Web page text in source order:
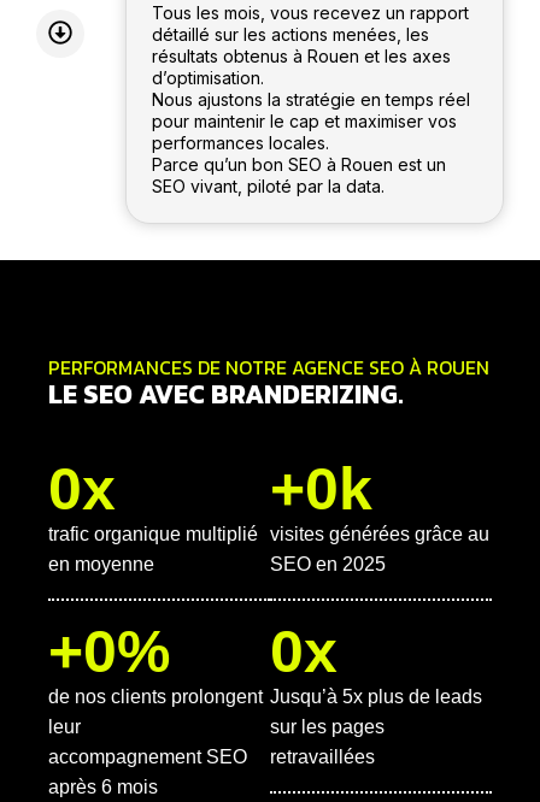
Tous les mois, vous recevez un rapport
détaillé sur les actions menées, les
résultats obtenus à Rouen et les axes
d’optimisation.
Nous ajustons la stratégie en temps réel
pour maintenir le cap et maximiser vos
performances locales.
Parce qu’un bon SEO à Rouen est un
SEO vivant, piloté par la data.
PERFORMANCES DE NOTRE AGENCE SEO À ROUEN
LE SEO AVEC BRANDERIZING.
0x
trafic organique multiplié
en moyenne
+0k
visites générées grâce au
SEO en 2025
+0%
de nos clients prolongent
leur
accompagnement SEO
après 6 mois
0x
Jusqu’à 5x plus de leads
sur les pages
retravaillées